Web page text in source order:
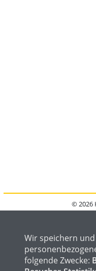
© 2026
Wir speichern
folgende Zwecke: